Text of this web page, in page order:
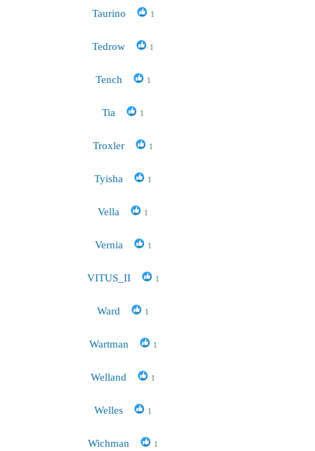
Taurino 1
Tedrow 1
Tench 1
Tia 1
Troxler 1
Tyisha 1
Vella 1
Vernia 1
VITUS_II 1
Ward 1
Wartman 1
Welland 1
Welles 1
Wichman 1